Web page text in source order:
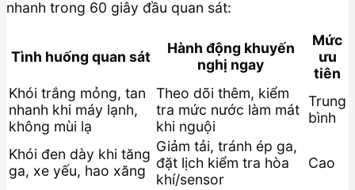
nhanh trong 60 giây đầu quan sát:
Tình huống quan sát
Hành động khuyến
nghị ngay
Mức
ưu
tiên
Khói trắng mỏng, tan
nhanh khi máy lạnh,
không mùi lạ
Theo dõi thêm, kiểm
tra mức nước làm mát
khi nguội
Trung
bình
Khói đen dày khi tăng
ga, xe yếu, hao xăng
Giảm tải, tránh ép ga,
đặt lịch kiểm tra hòa
khí/sensor
Cao